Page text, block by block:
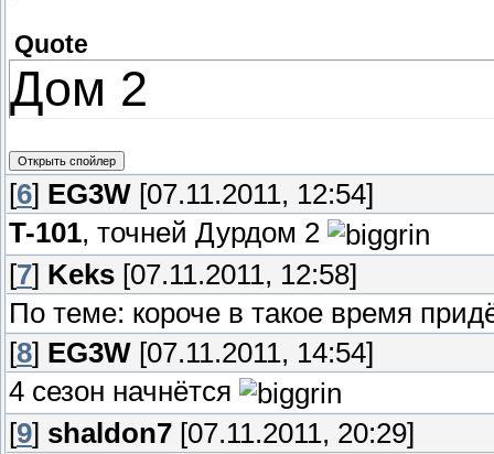
Quote
Дом 2
[6] EG3W [07.11.2011, 12:54]
T-101, точней Дурдом 2
[7] Keks [07.11.2011, 12:58]
По теме: короче в такое время
[8] EG3W [07.11.2011, 14:54]
4 сезон начнётся
[9] shaldon7 [07.11.2011, 20:29]